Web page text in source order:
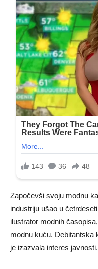
Započevši svoju modnu
industriju ušao u
ilustrator modnih
modnu kuću. Debitantska
je izazvala interes javnosti.